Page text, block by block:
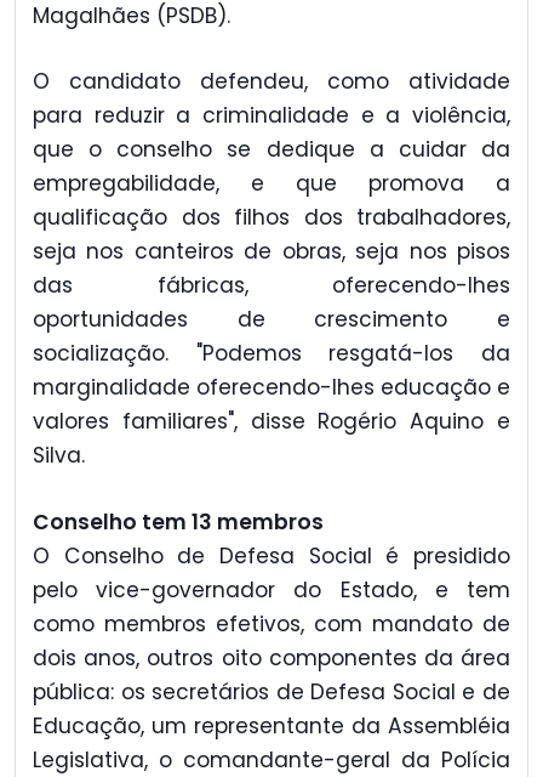
Magalhães (PSDB).
O candidato defendeu, como atividade
para reduzir a criminalidade e a violência,
que o conselho se dedique a cuidar da
empregabilidade, e que promova a
qualificação dos filhos dos trabalhadores,
seja nos canteiros de obras, seja nos pisos
das fábricas, oferecendo-lhes
oportunidades de crescimento e
socialização. "Podemos resgatá-los da
marginalidade oferecendo-lhes educação e
valores familiares", disse Rogério Aquino e
Silva.
Conselho tem 13 membros
O Conselho de Defesa Social é presidido
pelo vice-governador do Estado, e tem
como membros efetivos, com mandato de
dois anos, outros oito componentes da área
pública: os secretários de Defesa Social e de
Educação, um representante da Assembléia
Legislativa, o comandante-geral da Polícia